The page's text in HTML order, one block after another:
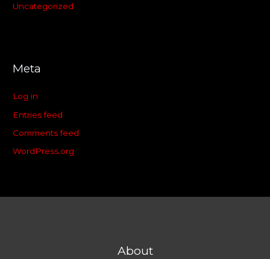
Uncategorized
Meta
Log in
Entries feed
Comments feed
WordPress.org
About